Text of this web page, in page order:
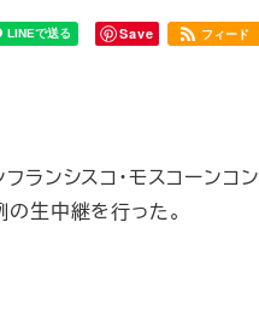
Save フィード
ンシスコ・モスコーンコ
生中継を行った。